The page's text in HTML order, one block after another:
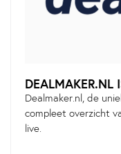
DEALMAKER.NL
Dealmaker.nl, de
compleet overzicht
live.